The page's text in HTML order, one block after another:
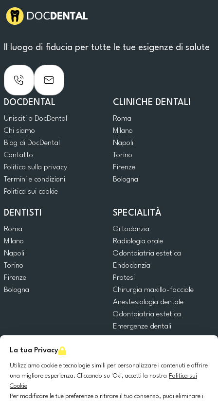
La tua Privacy
Utilizziamo cookie e tecnologie simili per personalizzare i contenuti e offrire
una migliore esperienza. Cliccando su 'Ok', accetti la nostra Politica sui
Cookie
Per modificare le tue preferenze o ritirare il tuo consenso, puoi eliminare i
Il luogo di fiducia per tutte le tue esigenze di salute
DOCDENTAL
Unisciti a DocDental
Chi siamo
Blog di DocDental
Contatto
Politica sulla privacy
Termini e condizioni
Politica sui cookie
CLINICHE DENTALI
Roma
Milano
Napoli
Torino
Firenze
Bologna
DENTISTI
Roma
Milano
Napoli
Torino
Firenze
Bologna
SPECIALITÀ
Ortodonzia
Radiologia orale
Odontoiatria estetica
Endodonzia
Protesi
Chirurgia maxillo-facciale
Anestesiologia dentale
Odontoiatria estetica
Emergenze dentali
Chirurgia orale
Implantologia dentale